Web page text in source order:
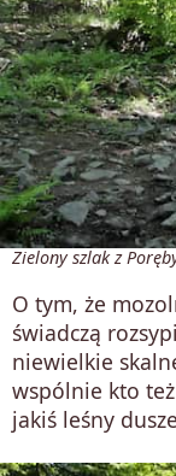
Zielony szlak z
O tym, że
świadczą
niewielkie
wspólnie kto
jakiś leśny